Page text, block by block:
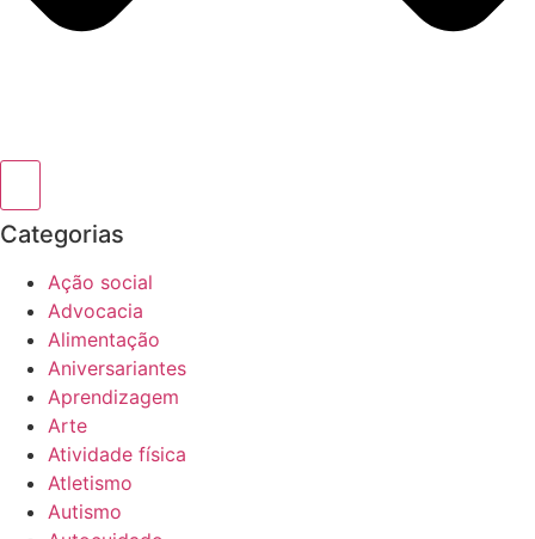
Categorias
Ação social
Advocacia
Alimentação
Aniversariantes
Aprendizagem
Arte
Atividade física
Atletismo
Autismo